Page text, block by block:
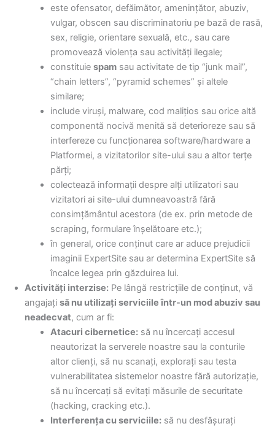
este ofensator, defăimător, amenințător, abuziv,
vulgar, obscen sau discriminatoriu pe bază de rasă,
sex, religie, orientare sexuală, etc., sau care
promovează violența sau activități ilegale;
constituie spamsau activitate de tip “junk mail”,
“chain letters”, “pyramid schemes” și altele
similare;
include viruși, malware, cod malițios sau orice altă
componentă nocivă menită să deterioreze sau să
interfereze cu funcționarea software/hardware a
Platformei, a vizitatorilor site-ului sau a altor terțe
părți;
colectează informații despre alți utilizatori sau
vizitatori ai site-ului dumneavoastră fără
consimțământul acestora (de ex. prin metode de
scraping, formulare înșelătoare etc.);
în general, orice conținut care ar aduce prejudicii
imaginii ExpertSite sau ar determina ExpertSite să
încalce legea prin găzduirea lui.
Activități interzise: Pe lângă restricțiile de conținut, vă
angajați să nu utilizați serviciile într-un mod abuziv sau
neadecvat, cum ar fi:
Atacuri cibernetice:să nu încercați accesul
neautorizat la serverele noastre sau la conturile
altor clienți, să nu scanați, explorați sau testa
vulnerabilitatea sistemelor noastre fără autorizație,
să nu încercați să evitați măsurile de securitate
(hacking, cracking etc.).
Interferența cu serviciile:să nu desfășurați